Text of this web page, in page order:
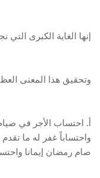
إنها الغاية الكبرى التي
وتحقيق هذا المعنى
أ. احتساب الأجر في
واحتساباً غفر له ما
صام رمضان إيمانا